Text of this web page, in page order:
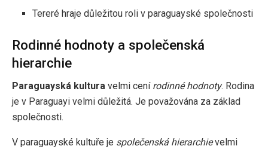
Tereré hraje důležitou roli v paraguayské společnosti
Rodinné hodnoty a společenská
hierarchie
Paraguayská kultura velmi cení rodinné hodnoty. Rodina
je v Paraguayi velmi důležitá. Je považována za základ
společnosti.
V paraguayské kultuře je společenská hierarchievelmi